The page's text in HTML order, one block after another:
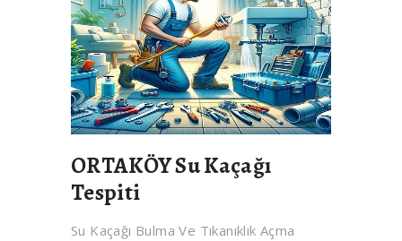
ORTAKÖY Su Kaçağı
Tespiti
Su Kaçağı Bulma Ve Tıkanıklık Açma